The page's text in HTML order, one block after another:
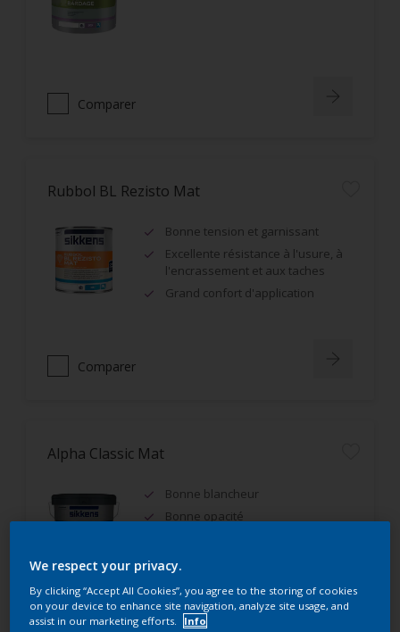
Comparer
Rubbol BL Rezisto Mat
Bonne tension et garnissant
Excellente résistance à l'usure, à
l'encrassement et aux taches
Grand confort d'application
Comparer
Alpha Classic Mat
Bonne blancheur
Bonne opacité
Comparer
We respect your privacy.
By clicking “Accept All Cookies”, you agree to the storing of cookies
on your device to enhance site navigation, analyze site usage, and
assist in our marketing efforts.
Info